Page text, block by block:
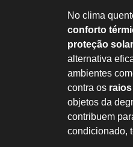
No clima
conforto
proteção solar
alternativa
ambientes
contra os
objetos da
contribuem
condicionado,